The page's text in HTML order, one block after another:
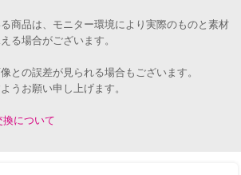
商品は、モニター環境により実際のものと素材
る場合がございます。
との誤差が見られる場合もございます。
うお願い申し上げます。
について